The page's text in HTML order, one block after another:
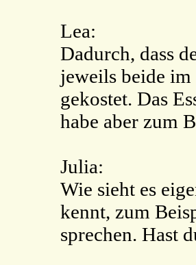
Lea:
Dadurch, dass
jeweils beide im
gekostet. Das
habe aber zum
Julia:
Wie sieht es
kennt, zum
sprechen. Hast